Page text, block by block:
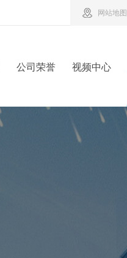
网站地图
公司荣誉 视频中心